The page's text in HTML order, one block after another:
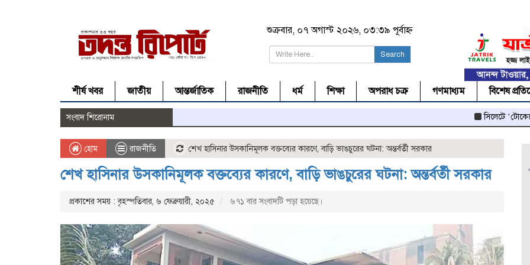
শুক্রবার, ০৭ অগাস্ট ২০২৬, ০৩:৩৯ পূর্বাহ্ন
Search
শীর্ষ খবর জাতীয় আন্তর্জাতিক রাজনীতি ধর্ম শিক্ষা অপরাধ চক্র গণমাধ্যম বিশেষ
সংবাদ শিরোনাম সিলেটে ‘টোকেনে’
হোম রাজনীতি শেখ হাসিনার উসকানিমূলক বক্তব্যের কারণে, বাড়ি ভাঙচুরের ঘটনা: অন্তর্বর্তী সরকার
শেখ হাসিনার উসকানিমূলক বক্তব্যের কারণে, বাড়ি ভাঙচুরের ঘটনা: অন্তর্বর্তী সরকার
প্রকাশের সময় : বৃহস্পতিবার, ৬ ফেব্রুয়ারী, ২০২৫ ৬৭১ বার সংবাদটি পড়া হয়েছে।